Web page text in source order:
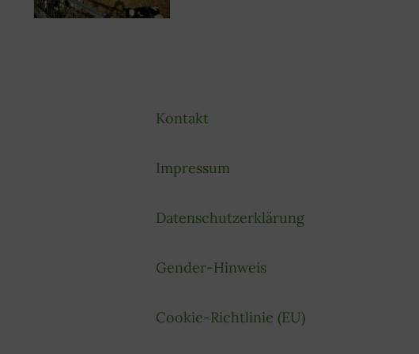
Kontakt
Impressum
Datenschutzerklärung
Gender-Hinweis
Cookie-Richtlinie (EU)